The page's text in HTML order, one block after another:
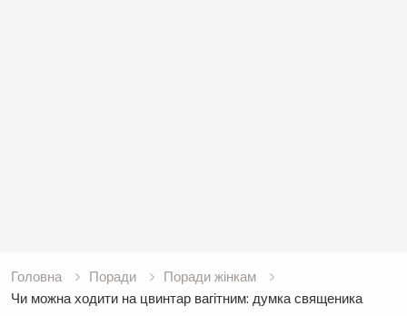
Головна Поради
Поради жінкам
Чи можна ходити на цвинтар вагітним: думка священика